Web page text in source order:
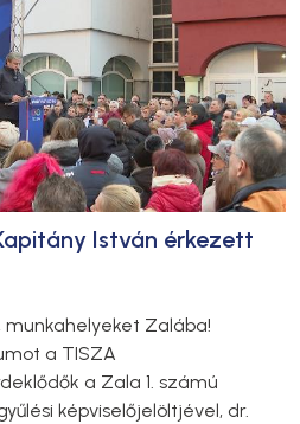
István érkezett
Zalába!
a TISZA
a Zala 1. számú
képviselőjelöltjével, dr.